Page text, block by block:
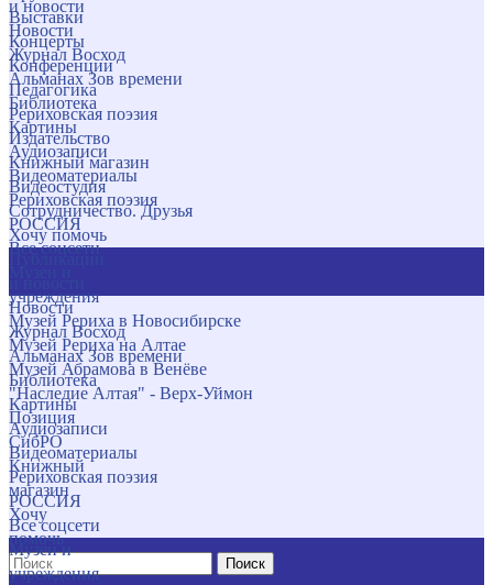
и новости
Новости
Журнал Восход
Альманах Зов времени
Библиотека
Картины
Аудиозаписи
Видеоматериалы
Рериховская поэзия
РОССИЯ
Все соцсети
учреждения
Музей Рериха в Новосибирске
Музей Рериха на Алтае
Музей Абрамова в Венёве
"Наследие Алтая" - Верх-Уймон
Позиция
СибРО
Книжный
магазин
Хочу
помочь
Поиск
Выставки
Концерты
Конференции
Педагогика
Рериховская поэзия
Издательство
Книжный магазин
Видеостудия
Сотрудничество. Друзья
Хочу помочь
Новости
Журнал Восход
Альманах Зов времени
Библиотека
Картины
Аудиозаписи
Видеоматериалы
Рериховская поэзия
РОССИЯ
Все соцсети
Музеи и
учреждения